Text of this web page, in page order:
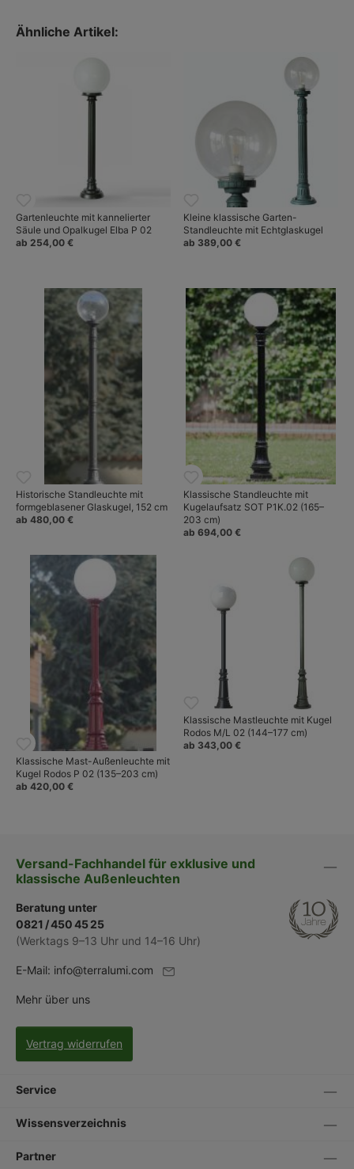
Ähnliche Artikel:
Gartenleuchte mit kannelierter
Säule und Opalkugel Elba P 02
ab 254,00 €
Kleine klassische Garten-
Standleuchte mit Echtglaskugel
ab 389,00 €
Historische Standleuchte mit
formgeblasener Glaskugel, 152 cm
ab 480,00 €
Klassische Standleuchte mit
Kugelaufsatz SOT P1K.02 (165–
203 cm)
ab 694,00 €
Klassische Mast-Außenleuchte mit
Kugel Rodos P 02 (135–203 cm)
ab 420,00 €
Klassische Mastleuchte mit Kugel
Rodos M/L 02 (144–177 cm)
ab 343,00 €
Versand-Fachhandel für exklusive und
klassische Außenleuchten
Beratung unter
0821 / 450 45 25
(Werktags 9–13 Uhr und 14–16 Uhr)
E-Mail: info@terralumi.com
Mehr über uns
Vertrag widerrufen
Service
Wissensverzeichnis
Partner